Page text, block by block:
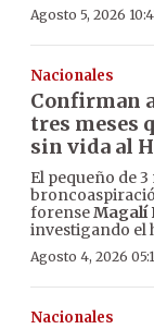
Agosto 5, 2026
Nacionales
Confirman
tres meses
sin vida al
El pequeño de
forenseMagalí
investigando el
Agosto 4, 2026
Nacionales